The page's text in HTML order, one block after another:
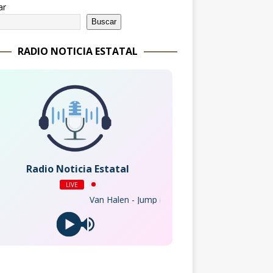
Buscar
RADIO NOTICIA ESTATAL
Radio Noticia Estatal
LIVE
Van Halen - Jump (2015 Remaster)